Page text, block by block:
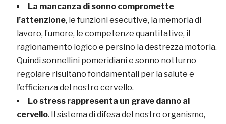
La mancanza di sonno compromette
l’attenzione, le funzioni esecutive, la memoria di
lavoro, l’umore, le competenze quantitative, il
ragionamento logico e persino la destrezza motoria.
Quindi sonnellini pomeridiani e sonno notturno
regolare risultano fondamentali per la salute e
l’efficienza del nostro cervello.
Lo stress rappresenta un grave danno al
cervello. Il sistema di difesa del nostro organismo,